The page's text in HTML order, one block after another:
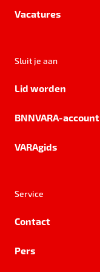
Vacatures
Sluit je aan
Lid worden
BNNVARA-account
VARAgids
Service
Contact
Pers